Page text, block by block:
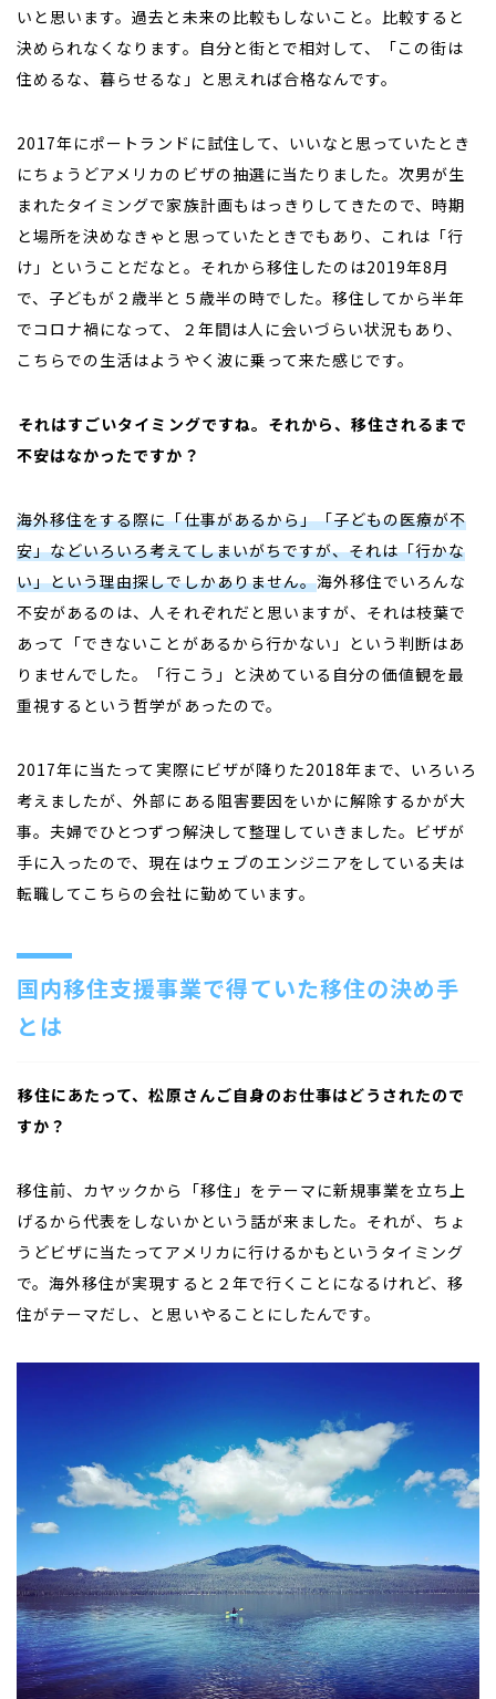
いと思います。過去と未来の比較もしないこと。比較すると
決められなくなります。自分と街とで相対して、「この街は
住めるな、暮らせるな」と思えれば合格なんです。
2017年にポートランドに試住して、いいなと思っていたとき
にちょうどアメリカのビザの抽選に当たりました。次男が生
まれたタイミングで家族計画もはっきりしてきたので、時期
と場所を決めなきゃと思っていたときでもあり、これは「行
け」ということだなと。それから移住したのは2019年8月
で、子どもが２歳半と５歳半の時でした。移住してから半年
でコロナ禍になって、２年間は人に会いづらい状況もあり、
こちらでの生活はようやく波に乗って来た感じです。
――それはすごいタイミングですね。それから、移住されるまで
不安はなかったですか？
海外移住をする際に「仕事があるから」「子どもの医療が不
安」などいろいろ考えてしまいがちですが、それは「行かな
い」という理由探しでしかありません。海外移住でいろんな
不安があるのは、人それぞれだと思いますが、それは枝葉で
あって「できないことがあるから行かない」という判断はあ
りませんでした。「行こう」と決めている自分の価値観を最
重視するという哲学があったので。
2017年に当たって実際にビザが降りた2018年まで、いろいろ
考えましたが、外部にある阻害要因をいかに解除するかが大
事。夫婦でひとつずつ解決して整理していきました。ビザが
手に入ったので、現在はウェブのエンジニアをしている夫は
転職してこちらの会社に勤めています。
国内移住支援事業で得ていた移住の決め手
とは
――移住にあたって、松原さんご自身のお仕事はどうされたので
すか？
移住前、 カヤックから「移住」をテーマに新規事業を立ち上
げるから代表をしないかという話が来ました。それが、ちょ
うどビザに当たってアメリカに行けるかもというタイミング
で。海外移住が実現すると２年で行くことになるけれど、移
住がテーマだし、と思いやることにしたんです。